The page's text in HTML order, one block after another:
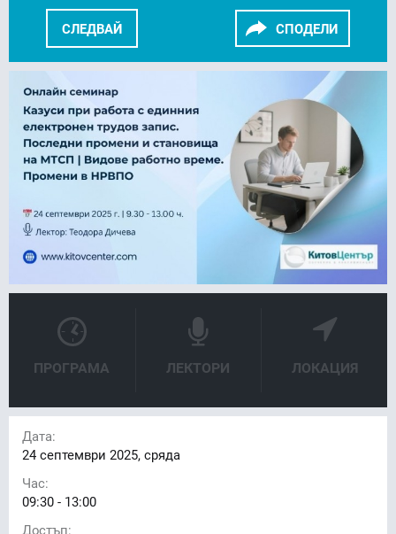
СЛЕДВАЙ СПОДЕЛИ
ПРОГРАМА ЛЕКТОРИ ЛОКАЦИЯ
Дата:
24 септември 2025, сряда
Час:
09:30 - 13:00
Достъп: